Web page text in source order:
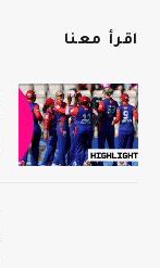
اقرأ معنا